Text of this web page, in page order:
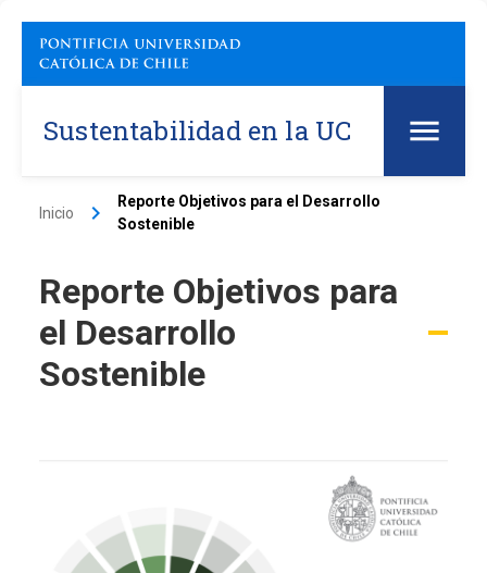
Sustentabilidad en la UC
Inicio keyboard_arrow_right
Reporte Objetivos para el Desarrollo
Sostenible
Reporte Objetivos para
el Desarrollo
Sostenible